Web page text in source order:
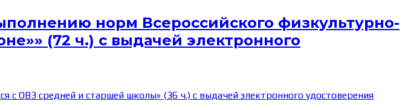
норм Всероссийского физкультурно-
(72 ч.) с выдачей электронного